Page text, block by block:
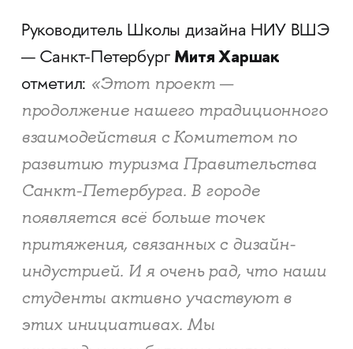
Руководитель Школы дизайна НИУ ВШЭ
— Санкт-Петербург Митя Харшак
отметил: «Этот проект —
продолжение нашего традиционного
взаимодействия с Комитетом по
развитию туризма Правительства
Санкт-Петербурга. В городе
появляется всё больше точек
притяжения, связанных с дизайн-
индустрией. И я очень рад, что наши
студенты активно участвуют в
этих инициативах. Мы